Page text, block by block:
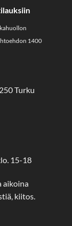
1400
Turku
15-18
aikoina
kiitos.